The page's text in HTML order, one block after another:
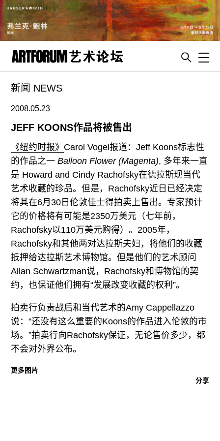
artguide
新闻
展评
杂志
专栏
视频
ENGLISH
ART & EDUCATION
广告
订阅
往期内容
联系我们
关注我们
新闻 NEWS
2008.05.23
JEFF KOONS作品将被售出
《纽约时报》 Carol Vogel报道：Jeff Koons标志性
的作品之一Balloon Flower (Magenta), 多年来一直
是 Howard and Cindy Rachofsky在德拉斯现当代
艺术收藏的珍品。但是，Rachofsky近日已经决定
将其在6月30日伦敦佳士得拍卖上售出。专家预计
它的价格将有可能是2350万美元（七年前，
Rachofsky以110万美元购得）。2005年，
Rachofsky和其他两对达拉斯夫妇，将他们的收藏
抵押给达拉斯艺术博物馆。但是他们的艺术顾问
Allan Schwartzman说，Rachofsky和博物馆的契
约，也保证他们拥有“发展改变收藏的权利”。
拍卖行负责战后和当代艺术的Amy Cappellazzo
说：“还没有这么重要的Koons的作品进入伦敦的市
场。”拍卖行向Rachofsky保证，无论售价多少，都
不会对外界公布。
更多图片
分享